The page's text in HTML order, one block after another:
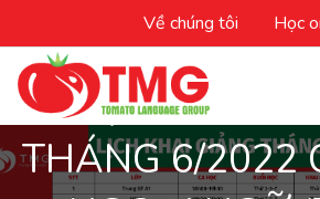
Về chúng tôi Học
LỊCH KHAI
THÁNG 6/2022